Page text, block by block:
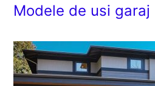
Modele de usi